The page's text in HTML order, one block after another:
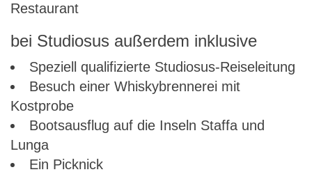
Restaurant
bei Studiosus außerdem inklusive
Speziell qualifizierte Studiosus-Reiseleitung
Besuch einer Whiskybrennerei mit
Kostprobe
Bootsausflug auf die Inseln Staffa und
Lunga
Ein Picknick